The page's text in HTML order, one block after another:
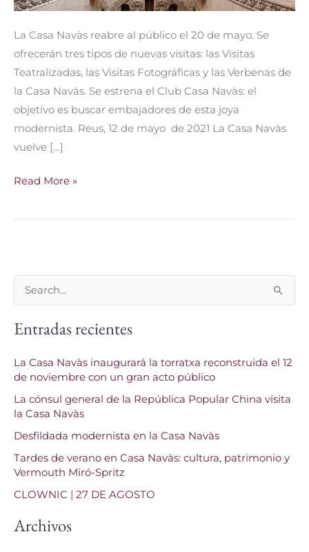
La Casa Navàs reabre al público el 20 de mayo. Se
ofrecerán tres tipos de nuevas visitas: las Visitas
Teatralizadas, las Visitas Fotográficas y las Verbenas de
la Casa Navàs. Se estrena el Club Casa Navàs: el
objetivo es buscar embajadores de esta joya
modernista. Reus, 12 de mayo de 2021 La Casa Navàs
vuelve […]
Read More »
s
a
r
p
o
r
:
Entradas recientes
La Casa Navàs inaugurará la torratxa reconstruida el 12
de noviembre con un gran acto público
La cónsul general de la República Popular China visita
la Casa Navàs
Desfildada modernista en la Casa Navàs
Tardes de verano en Casa Navàs: cultura, patrimonio y
Vermouth Miró-Spritz
CLOWNIC | 27 DE AGOSTO
Archivos